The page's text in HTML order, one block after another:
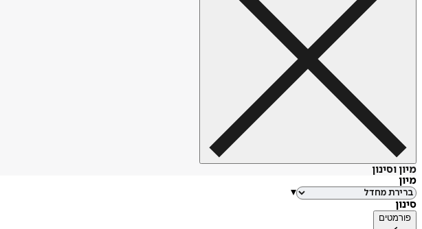
מיון וסינון
מיון
▾
סינון
פורמטים